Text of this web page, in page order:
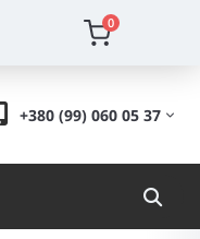
0
+380 (99) 060 05 37